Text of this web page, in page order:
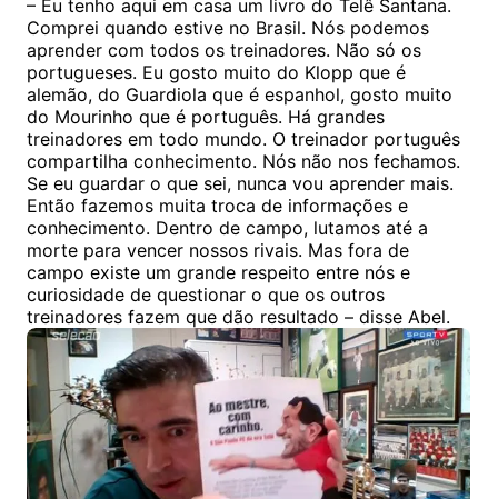
– Eu tenho aqui em casa um livro do Telê Santana.
Comprei quando estive no Brasil. Nós podemos
aprender com todos os treinadores. Não só os
portugueses. Eu gosto muito do Klopp que é
alemão, do Guardiola que é espanhol, gosto muito
do Mourinho que é português. Há grandes
treinadores em todo mundo. O treinador português
compartilha conhecimento. Nós não nos fechamos.
Se eu guardar o que sei, nunca vou aprender mais.
Então fazemos muita troca de informações e
conhecimento. Dentro de campo, lutamos até a
morte para vencer nossos rivais. Mas fora de
campo existe um grande respeito entre nós e
curiosidade de questionar o que os outros
treinadores fazem que dão resultado – disse Abel.